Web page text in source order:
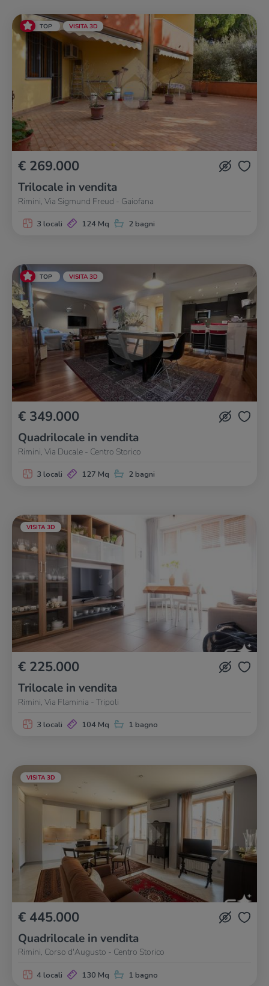
TOP VISITA 3D
€ 269.000
Trilocale in vendita
Rimini, Via Sigmund Freud - Gaiofana
3 locali 124 Mq 2 bagni
TOP VISITA 3D
€ 349.000
Quadrilocale in vendita
Rimini, Via Ducale - Centro Storico
3 locali 127 Mq 2 bagni
VISITA 3D
€ 225.000
Trilocale in vendita
Rimini, Via Flaminia - Tripoli
3 locali 104 Mq 1 bagno
VISITA 3D
€ 445.000
Quadrilocale in vendita
Rimini, Corso d'Augusto - Centro Storico
4 locali 130 Mq 1 bagno